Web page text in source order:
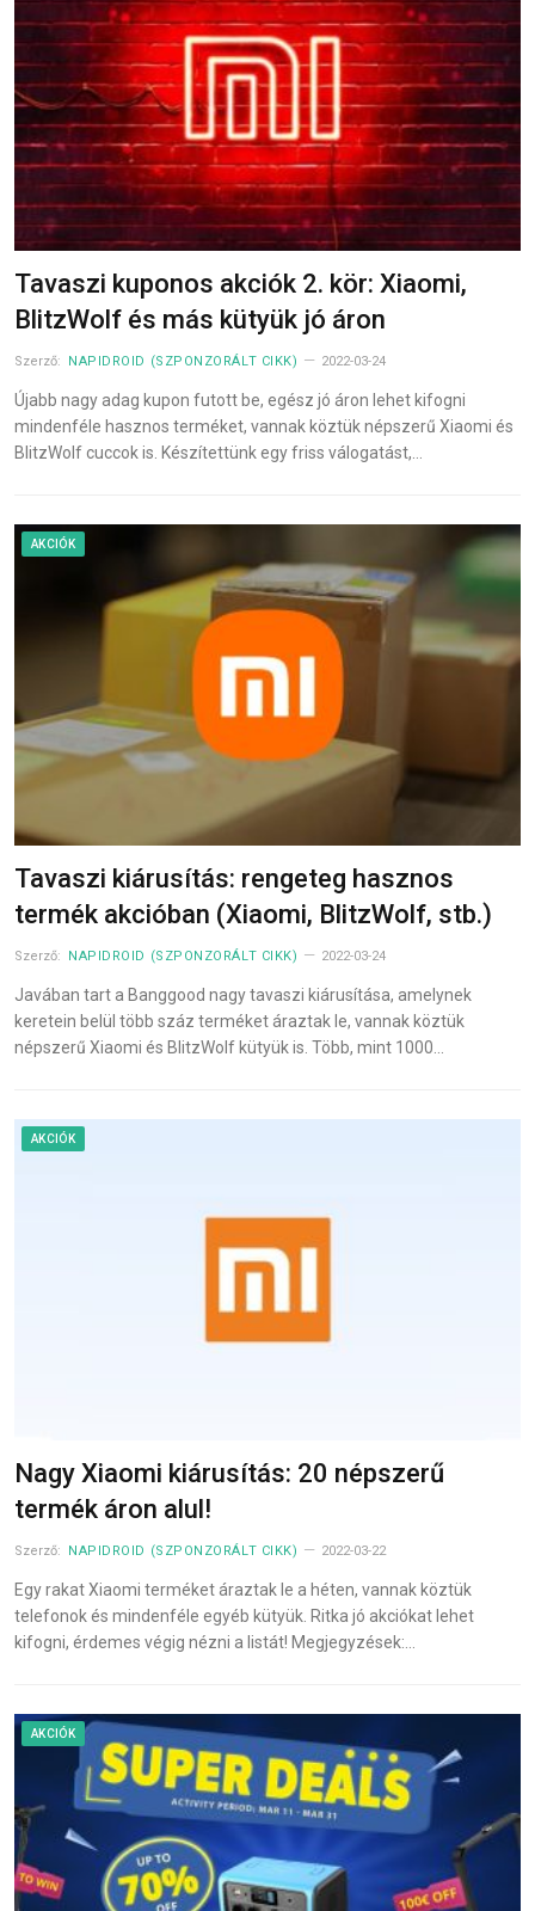
Tavaszi kuponos akciók 2. kör: Xiaomi,
BlitzWolf és más kütyük jó áron
Szerző: NAPIDROID (SZPONZORÁLT CIKK) 2022-03-24
Újabb nagy adag kupon futott be, egész jó áron lehet kifogni
mindenféle hasznos terméket, vannak köztük népszerű Xiaomi és
BlitzWolf cuccok is. Készítettünk egy friss válogatást,…
AKCIÓK
Tavaszi kiárusítás: rengeteg hasznos
termék akcióban (Xiaomi, BlitzWolf, stb.)
Szerző: NAPIDROID (SZPONZORÁLT CIKK) 2022-03-24
Javában tart a Banggood nagy tavaszi kiárusítása, amelynek
keretein belül több száz terméket áraztak le, vannak köztük
népszerű Xiaomi és BlitzWolf kütyük is. Több, mint 1000…
AKCIÓK
Nagy Xiaomi kiárusítás: 20 népszerű
termék áron alul!
Szerző: NAPIDROID (SZPONZORÁLT CIKK) 2022-03-22
Egy rakat Xiaomi terméket áraztak le a héten, vannak köztük
telefonok és mindenféle egyéb kütyük. Ritka jó akciókat lehet
kifogni, érdemes végig nézni a listát! Megjegyzések:…
AKCIÓK